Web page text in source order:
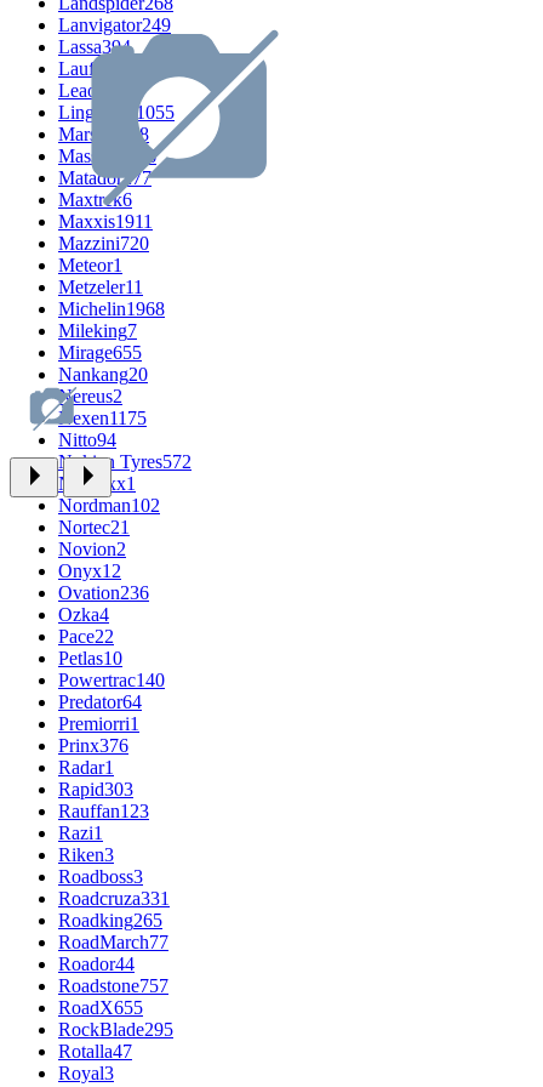
Lanvigator249
Lassa394
Laufenn
Leao
LingLong
1055
Marshal
308
Massimo
296
Matador277
Maxtrek6
Maxxis1911
Mazzini720
Meteor1
Metzeler11
Michelin1968
Mileking7
Mirage655
Nankang20
Nereus2
Nexen1175
Nitto94
Nokian Tyres572
Nordexx1
Nordman102
Nortec21
Novion2
Onyx12
Ovation236
Ozka4
Pace22
Petlas10
Powertrac140
Predator64
Premiorri1
Prinx376
Radar1
Rapid303
Rauffan123
Razi1
Riken3
Roadboss3
Roadcruza331
Roadking265
RoadMarch77
Roador44
Roadstone757
RoadX655
RockBlade295
Rotalla47
Royal3